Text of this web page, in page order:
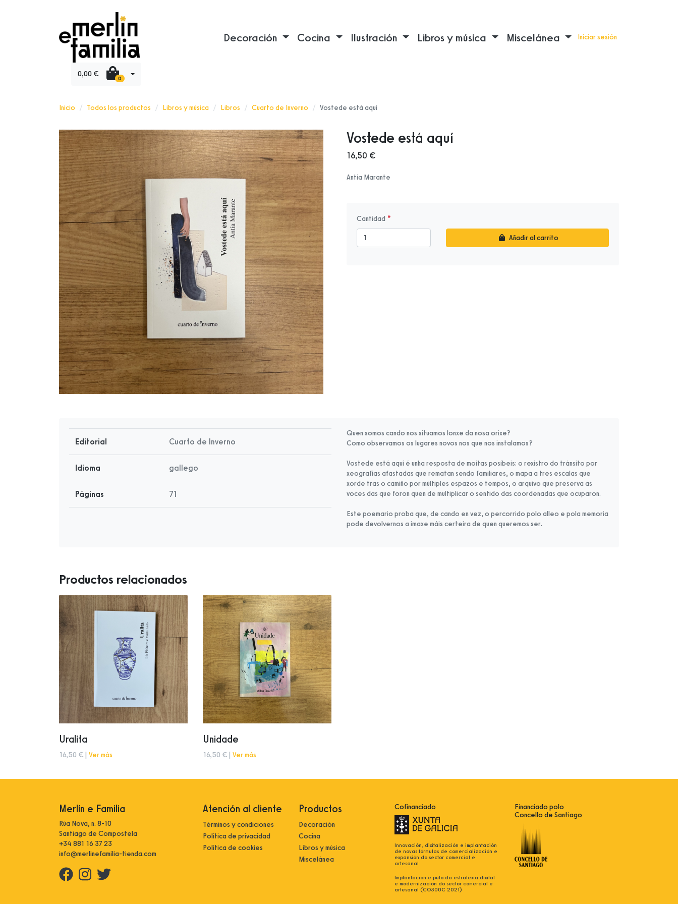
Decoración Cocina Ilustración Libros y música Miscelánea Iniciar sesión
0,00 € 0
Inicio Todos los productos Libros y música Libros Cuarto de Inverno Vostede está aquí
Vostede está aquí
16,50 €
Antía Marante
Cantidad
Añadir al carrito
Editorial Cuarto de Inverno
Idioma gallego
Páginas 71
Quen somos cando nos situamos lonxe da nosa orixe?
Como observamos os lugares novos nos que nos instalamos?
Vostede está aquí é unha resposta de moitas posíbeis: o rexistro do tránsito por
xeografías afastadas que rematan sendo familiares, o mapa a tres escalas que
xorde tras o camiño por múltiples espazos e tempos, o arquivo que preserva as
voces das que foron quen de multiplicar o sentido das coordenadas que ocuparon.
Este poemario proba que, de cando en vez, o percorrido polo alleo e pola memoria
pode devolvernos a imaxe máis certeira de quen queremos ser.
Productos relacionados
Uralita
16,50 € | Ver más
Unidade
16,50 € | Ver más
Merlín e Familia
Rúa Nova, n. 8-10
Santiago de Compostela
+34 881 16 37 23
info@merlinefamilia-tienda.com
Atención al cliente
Términos y condiciones
Política de privacidad
Política de cookies
Productos
Decoración
Cocina
Libros y música
Miscelánea
Cofinanciado
Innovación, dixitalización e implantación
de novas fórmulas de comercialización e
expansión do sector comercial e
artesanal
Implantación e pulo da estratexia dixital
e modernización do sector comercial e
artesanal (CO300C 2021)
Financiado polo
Concello de Santiago